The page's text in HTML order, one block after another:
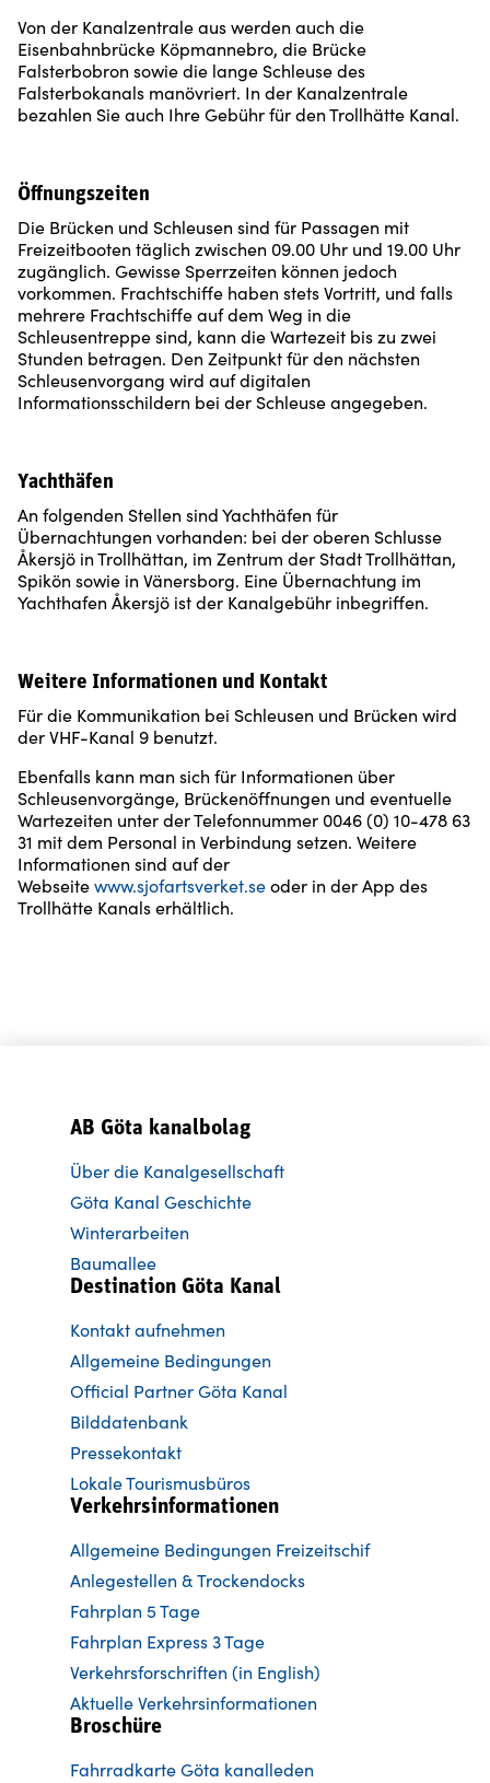
Von der Kanalzentrale aus werden auch die
Eisenbahnbrücke Köpmannebro, die Brücke
Falsterbobron sowie die lange Schleuse des
Falsterbokanals manövriert. In der Kanalzentrale
bezahlen Sie auch Ihre Gebühr für den Trollhätte Kanal.
Öffnungszeiten
Die Brücken und Schleusen sind für Passagen mit
Freizeitbooten täglich zwischen 09.00 Uhr und 19.00 Uhr
zugänglich. Gewisse Sperrzeiten können jedoch
vorkommen. Frachtschiffe haben stets Vortritt, und falls
mehrere Frachtschiffe auf dem Weg in die
Schleusentreppe sind, kann die Wartezeit bis zu zwei
Stunden betragen. Den Zeitpunkt für den nächsten
Schleusenvorgang wird auf digitalen
Informationsschildern bei der Schleuse angegeben.
Yachthäfen
An folgenden Stellen sind Yachthäfen für
Übernachtungen vorhanden: bei der oberen Schlusse
Åkersjö in Trollhättan, im Zentrum der Stadt Trollhättan,
Spikön sowie in Vänersborg. Eine Übernachtung im
Yachthafen Åkersjö ist der Kanalgebühr inbegriffen.
Weitere Informationen und Kontakt
Für die Kommunikation bei Schleusen und Brücken wird
der VHF-Kanal 9 benutzt.
Ebenfalls kann man sich für Informationen über
Schleusenvorgänge, Brückenöffnungen und eventuelle
Wartezeiten unter der Telefonnummer 0046 (0) 10-478 63
31 mit dem Personal in Verbindung setzen. Weitere
Informationen sind auf der
Webseitewww.sjofartsverket.seoder in der App des
Trollhätte Kanals erhältlich.
AB Göta kanalbolag
Über die Kanalgesellschaft
Göta Kanal Geschichte
Winterarbeiten
Baumallee
Destination Göta Kanal
Kontakt aufnehmen
Allgemeine Bedingungen
Official Partner Göta Kanal
Bilddatenbank
Pressekontakt
Lokale Tourismusbüros
Verkehrsinformationen
Allgemeine Bedingungen Freizeitschif
Anlegestellen & Trockendocks
Fahrplan 5 Tage
Fahrplan Express 3 Tage
Verkehrsforschriften (in English)
Aktuelle Verkehrsinformationen
Broschüre
Fahrradkarte Göta kanalleden